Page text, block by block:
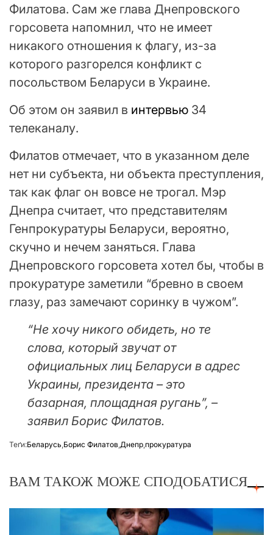
Филатова. Сам же глава Днепровского
горсовета напомнил, что не имеет
никакого отношения к флагу, из-за
которого разгорелся конфликт с
посольством Беларуси в Украине.
Об этом он заявил в интервью 34
телеканалу.
Филатов отмечает, что в указанном деле
нет ни субъекта, ни объекта преступления,
так как флаг он вовсе не трогал. Мэр
Днепра считает, что представителям
Генпрокуратуры Беларуси, вероятно,
скучно и нечем заняться. Глава
Днепровского горсовета хотел бы, чтобы в
прокуратуре заметили “бревно в своем
глазу, раз замечают соринку в чужом”.
“Не хочу никого обидеть, но те
слова, который звучат от
официальных лиц Беларуси в адрес
Украины, президента – это
базарная, площадная ругань”, –
заявил Борис Филатов.
Теґи:Беларусь,Борис Филатов,Днепр,прокуратура
ВАМ ТАКОЖ МОЖЕ СПОДОБАТИСЯ